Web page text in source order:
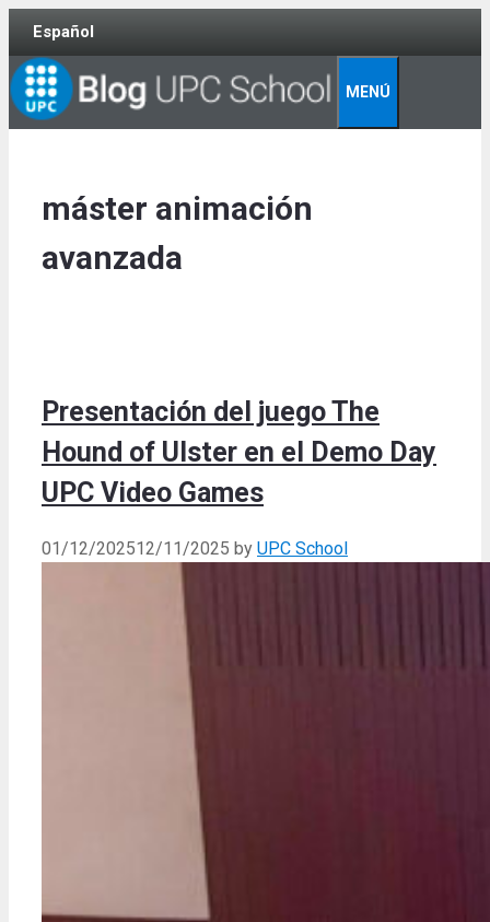
Skip
content
Español
MENÚ
máster animación
avanzada
Presentación del juego The
Hound of Ulster en el Demo Day
UPC Video Games
01/12/202512/11/2025 by UPC School